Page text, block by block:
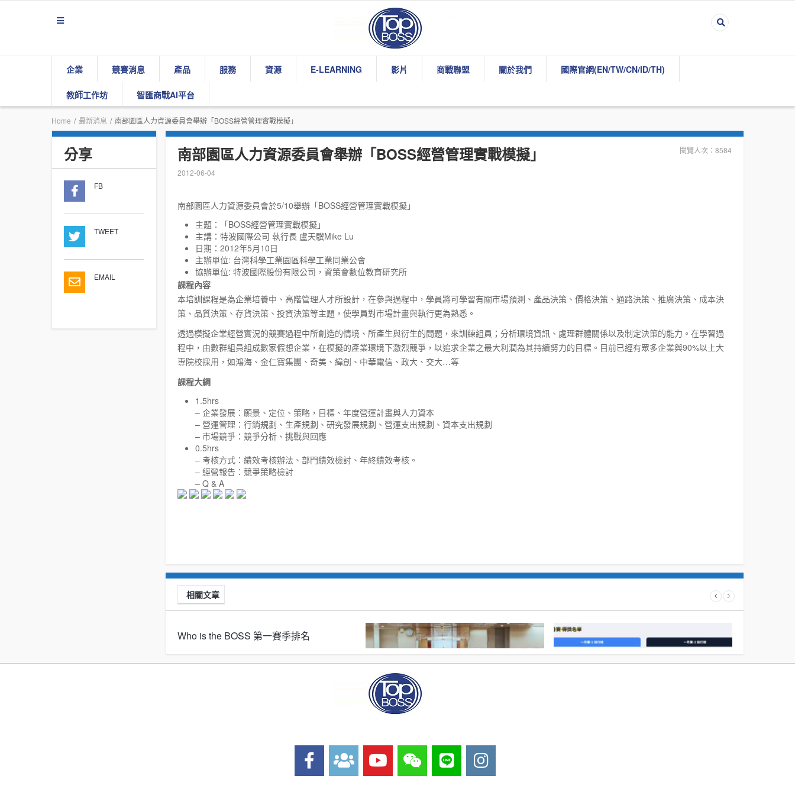
企業 競賽消息 產品 服務 資源 E-LEARNING 影片 商戰聯盟 關於我們 國際官網(EN/TW/CN/ID/TH)
教師工作坊 智匯商戰AI平台
Home / 最新消息 / 南部園區人力資源委員會舉辦「BOSS經營管理實戰模擬」
分享
FB
TWEET
EMAIL
南部園區人力資源委員會舉辦「BOSS經營管理實戰模擬」
2012-06-04
閱覽人次：8584
南部園區人力資源委員會於5/10舉辦「BOSS經營管理實戰模擬」
主題：「BOSS經營管理實戰模擬」
主講：特波國際公司 執行長 盧天驥Mike Lu
日期：2012年5月10日
主辦單位: 台灣科學工業園區科學工業同業公會
協辦單位: 特波國際股份有限公司，資策會數位教育研究所
課程內容
本培訓課程是為企業培養中、高階管理人才所設計，在參與過程中，學員將可學習有關市場預測、產品決策、價格決策、通路決策、推廣決策、成本決
策、品質決策、存貨決策、投資決策等主題，使學員對市場計畫與執行更為熟悉。
透過模擬企業經營實況的競賽過程中所創造的情境、所產生與衍生的問題，來訓練組員；分析環境資訊、處理群體關係以及制定決策的能力。在學習過
程中，由數群組員組成數家假想企業，在模擬的產業環境下激烈競爭，以追求企業之最大利潤為其持續努力的目標。目前已經有眾多企業與90%以上大
專院校採用，如鴻海、金仁寶集團、奇美、緯創、中華電信、政大、交大…等
課程大綱
1.5hrs
– 企業發展：願景、定位、策略，目標、年度營運計畫與人力資本
– 營運管理：行銷規劃、生產規劃、研究發展規劃、營運支出規劃、資本支出規劃
– 市場競爭：競爭分析、挑戰與回應
0.5hrs
– 考核方式：績效考核辦法、部門績效檢討、年終績效考核。
– 經營報告：競爭策略檢討
– Q & A
相關文章
Who is the BOSS 第一賽季排名